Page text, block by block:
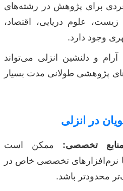
برای پژوهش در رشته‌های
علوم دریایی، اقتصاد،
وجود دارد.
و دلنشین انزلی می‌تواند
پژوهشی طولانی مدت بسیار
در انزلی
تخصصی: ممکن است
نرم‌افزارهای تخصصی خاص در
محدودتر باشد.